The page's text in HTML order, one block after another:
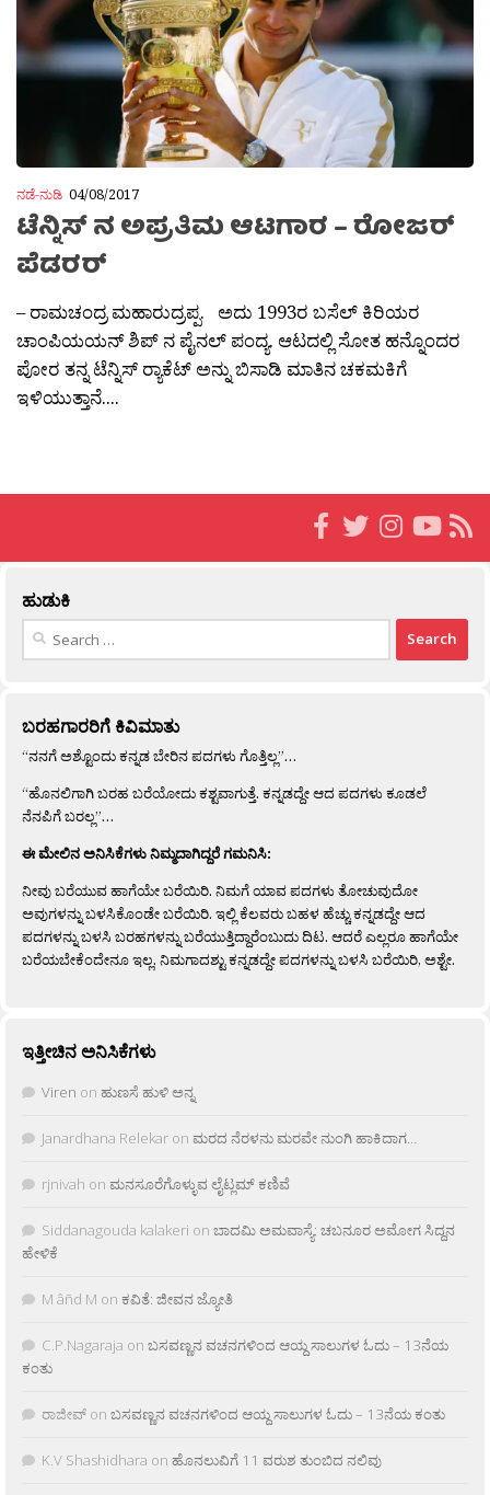
ನಡೆ-ನುಡಿ 04/08/2017
ಟೆನ್ನಿಸ್ ನ ಅಪ್ರತಿಮ ಆಟಗಾರ – ರೋಜರ್
ಪೆಡರರ್
– ರಾಮಚಂದ್ರ ಮಹಾರುದ್ರಪ್ಪ. ಅದು 1993ರ ಬಸೆಲ್ ಕಿರಿಯರ
ಚಾಂಪಿಯಯನ್ ಶಿಪ್ ನ ಪೈನಲ್ ಪಂದ್ಯ. ಆಟದಲ್ಲಿ ಸೋತ ಹನ್ನೊಂದರ
ಪೋರ ತನ್ನ ಟೆನ್ನಿಸ್ ರ‍್ಯಾಕೆಟ್ ಅನ್ನು ಬಿಸಾಡಿ ಮಾತಿನ ಚಕಮಕಿಗೆ
ಇಳಿಯುತ್ತಾನೆ....
ಹುಡುಕಿ
Search
ಬರಹಗಾರರಿಗೆ ಕಿವಿಮಾತು
“ನನಗೆ ಅಶ್ಟೊಂದು ಕನ್ನಡ ಬೇರಿನ ಪದಗಳು ಗೊತ್ತಿಲ್ಲ”…
“ಹೊನಲಿಗಾಗಿ ಬರಹ ಬರೆಯೋದು ಕಶ್ಟವಾಗುತ್ತೆ. ಕನ್ನಡದ್ದೇ ಆದ ಪದಗಳು ಕೂಡಲೆ
ನೆನಪಿಗೆ ಬರಲ್ಲ”…
ಈ ಮೇಲಿನ ಅನಿಸಿಕೆಗಳು ನಿಮ್ಮದಾಗಿದ್ದರೆ ಗಮನಿಸಿ:
ನೀವು ಬರೆಯುವ ಹಾಗೆಯೇ ಬರೆಯಿರಿ. ನಿಮಗೆ ಯಾವ ಪದಗಳು ತೋಚುವುದೋ
ಅವುಗಳನ್ನು ಬಳಸಿಕೊಂಡೇ ಬರೆಯಿರಿ. ಇಲ್ಲಿ ಕೆಲವರು ಬಹಳ ಹೆಚ್ಚು ಕನ್ನಡದ್ದೇ ಆದ
ಪದಗಳನ್ನು ಬಳಸಿ ಬರಹಗಳನ್ನು ಬರೆಯುತ್ತಿದ್ದಾರೆಂಬುದು ದಿಟ. ಆದರೆ ಎಲ್ಲರೂ ಹಾಗೆಯೇ
ಬರೆಯಬೇಕೆಂದೇನೂ ಇಲ್ಲ. ನಿಮಗಾದಶ್ಟು ಕನ್ನಡದ್ದೇ ಪದಗಳನ್ನು ಬಳಸಿ ಬರೆಯಿರಿ, ಅಶ್ಟೇ.
ಇತ್ತೀಚಿನ ಅನಿಸಿಕೆಗಳು
Viren on ಹುಣಸೆ ಹುಳಿ ಅನ್ನ
Janardhana Relekar on ಮರದ ನೆರಳನು ಮರವೇ ನುಂಗಿ ಹಾಕಿದಾಗ…
rjnivah on ಮನಸೂರೆಗೊಳ್ಳುವ ಲೈಟ್ಲಮ್ ಕಣಿವೆ
Siddanagouda kalakeri on ಬಾದಮಿ ಅಮವಾಸ್ಯೆ: ಚಬನೂರ ಅಮೋಗ ಸಿದ್ದನ
ಹೇಳಿಕೆ
M âñd M on ಕವಿತೆ: ಜೀವನ ಜ್ಯೋತಿ
C.P.Nagaraja on ಬಸವಣ್ಣನ ವಚನಗಳಿಂದ ಆಯ್ದ ಸಾಲುಗಳ ಓದು – 13ನೆಯ
ಕಂತು
ರಾಜೀವ್ on ಬಸವಣ್ಣನ ವಚನಗಳಿಂದ ಆಯ್ದ ಸಾಲುಗಳ ಓದು – 13ನೆಯ ಕಂತು
K.V Shashidhara on ಹೊನಲುವಿಗೆ 11 ವರುಶ ತುಂಬಿದ ನಲಿವು